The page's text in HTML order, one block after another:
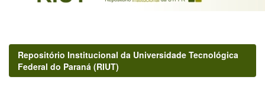
Repositório Institucional da Universidade Tecnológica
Federal do Paraná (RIUT)